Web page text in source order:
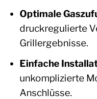
Optimale
druckregulierte
Grillergebnisse.
Einfache
unkomplizierte
Anschlüsse.